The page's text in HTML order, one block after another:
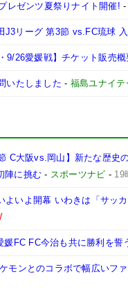
レゼンツ夏祭りナイト開催! -
J3リーグ 第3節 vs.FC琉球
9/26愛媛戦】チケット販売
いたしました - 福島ユナイテ
C大阪vs.岡山】新たな歴史
陣に挑む - スポーツナビ - 19
よいよ開幕 いわきは「サッ
FC FC今治も共に勝利を誓
モンとのコラボで幅広いフ